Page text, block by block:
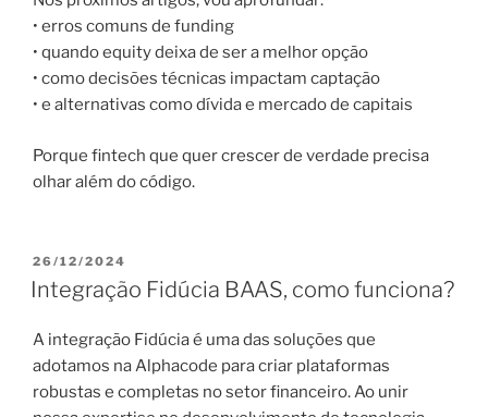
• erros comuns de funding
• quando equity deixa de ser a melhor opção
• como decisões técnicas impactam captação
• e alternativas como dívida e mercado de capitais
Porque fintech que quer crescer de verdade precisa
olhar além do código.
PUBLICADO
EM
26/12/2024
Integração Fidúcia BAAS, como funciona?
A integração Fidúcia é uma das soluções que
adotamos na Alphacode para criar plataformas
robustas e completas no setor financeiro. Ao unir